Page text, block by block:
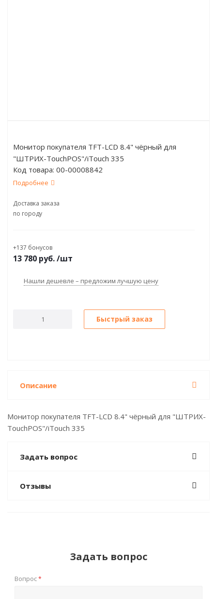
Монитор покупателя TFT-LCD 8.4" чёрный для
"ШТРИХ-TouchPOS"/iTouch 335
Код товара: 00-00008842
Подробнее
Доставка заказа
по городу
+137 бонусов
13 780 руб./шт
Нашли дешевле – предложим лучшую цену
Быстрый заказ
Описание
Монитор покупателя TFT-LCD 8.4" чёрный для "ШТРИХ-
TouchPOS"/iTouch 335
Задать вопрос
Отзывы
Задать вопрос
Вопрос*